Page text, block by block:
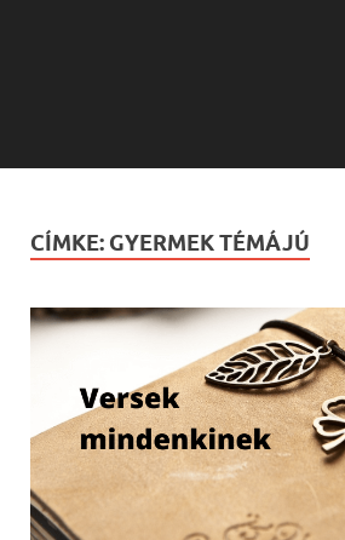
CÍMKE: GYERMEK TÉMÁJÚ